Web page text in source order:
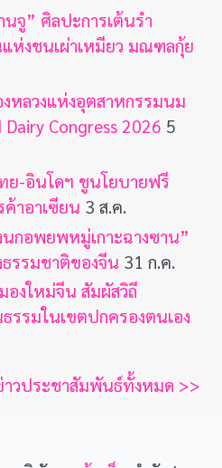
จู” ศิลปะการเต้นรำ
งชนเผ่าเหมียว มณฑลกุ้ย
หลวงแห่งอุตสาหกรรมนม
Congress 2026 5
ย-อินโดฯ ชูนโยบายฟรี
าอาเซียน 3 ส.ค.
กอพยพหมู่เกาะฉางซาน”
รรมชาติของจีน 31 ก.ค.
องใหม่จีน สัมผัสวิถี
รรมในเขตปกครองตนเอง
าวประชาสัมพันธ์ทั้งหมด >>